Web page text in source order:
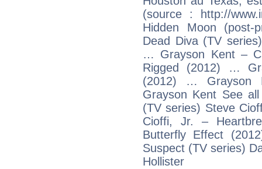
(source : http://
Hidden Moon (post-
Dead Diva (TV
… Grayson Kent –
Rigged (2012) …
(2012) … Grayson
Grayson Kent See
(TV series) Steve
Cioffi, Jr. –
Butterfly Effect
Suspect (TV series)
Hollister